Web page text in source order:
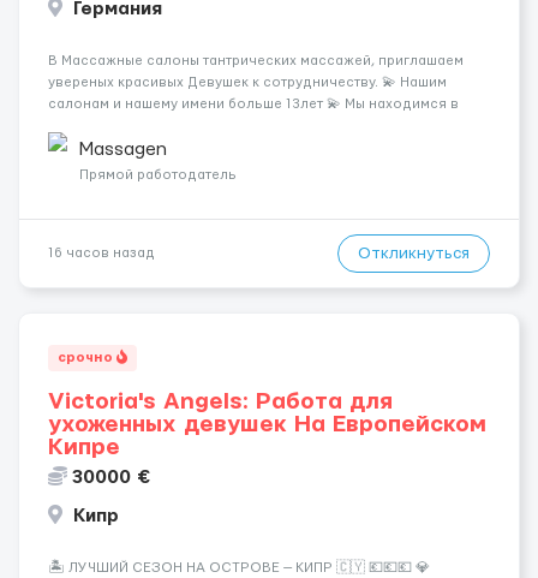
Германия
В Массажные салоны тантрических массажей, приглашаем
увереных красивых Девушек к сотрудничеству. 💫 Нашим
салонам и нашему имени больше 13лет 💫 Мы находимся в
заработная плата 💚Мы гарантируем Наличие работы. Поток 💝
incall / Out...
Massagen
Прямой работодатель
16 часов назад Откликнуться
срочно
Victoria's Angels: Работа для
ухоженных девушек На Европейском
Кипре
30000 €
Кипр
🏝️ ЛУЧШИЙ СЕЗОН НА ОСТРОВЕ — КИПР 🇨🇾 💶💶💶 💎